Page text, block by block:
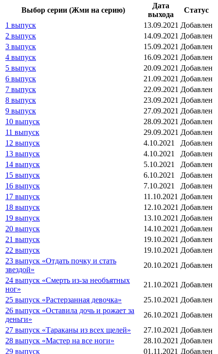
Выбор серии (Жми на серию)
Дата
выхода
Статус
1 выпуск
13.09.2021 Добавлен
2 выпуск
14.09.2021 Добавлен
3 выпуск
15.09.2021 Добавлен
4 выпуск
16.09.2021 Добавлен
5 выпуск
20.09.2021 Добавлен
6 выпуск
21.09.2021 Добавлен
7 выпуск
22.09.2021 Добавлен
8 выпуск
23.09.2021 Добавлен
9 выпуск
27.09.2021 Добавлен
10 выпуск
28.09.2021 Добавлен
11 выпуск
29.09.2021 Добавлен
12 выпуск
4.10.2021
Добавлен
13 выпуск
4.10.2021
Добавлен
14 выпуск
5.10.2021
Добавлен
15 выпуск
6.10.2021
Добавлен
16 выпуск
7.10.2021
Добавлен
17 выпуск
11.10.2021 Добавлен
18 выпуск
12.10.2021 Добавлен
19 выпуск
13.10.2021 Добавлен
20 выпуск
14.10.2021 Добавлен
21 выпуск
19.10.2021 Добавлен
22 выпуск
19.10.2021 Добавлен
23 выпуск «Отдать почку и стать
звездой»
20.10.2021 Добавлен
24 выпуск «Смерть из-за необъятных
ног»
21.10.2021 Добавлен
25 выпуск «Растерзанная девочка»
25.10.2021 Добавлен
26 выпуск «Оставила дочь и рожает за
деньги»
26.10.2021 Добавлен
27 выпуск «Тараканы из всех щелей»
27.10.2021 Добавлен
28 выпуск «Мастер на все ноги»
28.10.2021 Добавлен
29 выпуск
01.11.2021 Добавлен